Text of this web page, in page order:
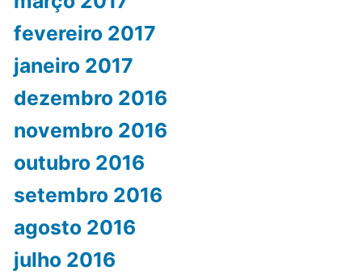
fevereiro 2017
janeiro 2017
dezembro 2016
novembro 2016
outubro 2016
setembro 2016
agosto 2016
julho 2016